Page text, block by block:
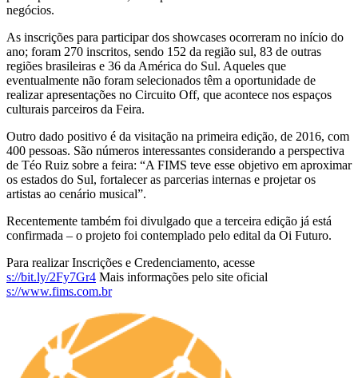
negócios.
As inscrições para participar dos showcases ocorreram no início do
ano; foram 270 inscritos, sendo 152 da região sul, 83 de outras
regiões brasileiras e 36 da América do Sul. Aqueles que
eventualmente não foram selecionados têm a oportunidade de
realizar apresentações no Circuito Off, que acontece nos espaços
culturais parceiros da Feira.
Outro dado positivo é da visitação na primeira edição, de 2016, com
400 pessoas. São números interessantes considerando a perspectiva
de Téo Ruiz sobre a feira: “A FIMS teve esse objetivo em aproximar
os estados do Sul, fortalecer as parcerias internas e projetar os
artistas ao cenário musical”.
Recentemente também foi divulgado que a terceira edição já está
confirmada – o projeto foi contemplado pelo edital da Oi Futuro.
Para realizar Inscrições e Credenciamento, acesse
s://bit.ly/2Fy7Gr4 Mais informações pelo site oficial
s://www.fims.com.br